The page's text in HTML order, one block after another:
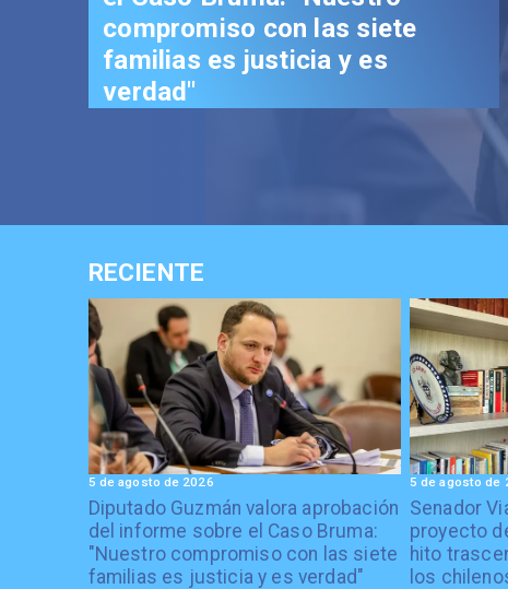
Reconstrucción: "Es un hito
trascendental en beneficio de
los chilenos"
RECIENTE
Diputado Guzmán valora aprobación
del informe sobre el Caso Bruma:
"Nuestro compromiso con las siete
familias es justicia y es verdad"
5 de agosto de 2026
Senador
proyecto
hito
los
5 de agosto de